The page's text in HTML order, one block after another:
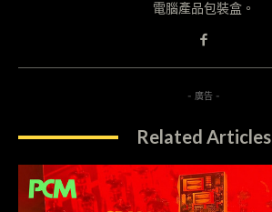
電腦產品包裝盒。
- 廣告 -
Related Articles